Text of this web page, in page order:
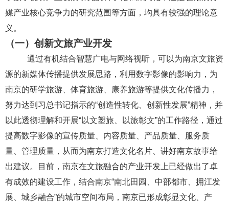
媒产业核心竞争力的研究范围等方面，均具有较强的理论意
义。
（一）创新文旅产业开发
通过有机结合智慧广电与网络视听，可以为南京文旅资
源的新媒体传播提供发展思路，利用数字影像的影响力，为
南京的研学旅游、体育旅游、康养旅游等提供文化传播力，
努力达到习总书记指示的“创造性转化、创新性发展”精神，并
以此透彻理解和开展“以文塑旅、以旅彰文”的工作路径，通过
提高数字影像的宣传质量、内容质量、产品质量、服务质
量、管理质量，从而为南京打造文化名片、讲好南京故事给
出建议。
目前，南京在文旅融合的产业开发上已经做出了卓
有成效的建设工作，结合南京“南北田园、中部都市、拥江发
展、城乡融合”的城市空间布局，南京已形成彰显文化、产